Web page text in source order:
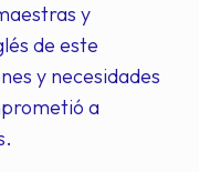
y
de este
y necesidades
a